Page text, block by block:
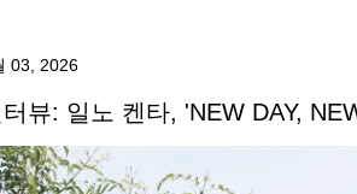
03, 2026
뷰: 일노 켄타, 'NEW DAY,